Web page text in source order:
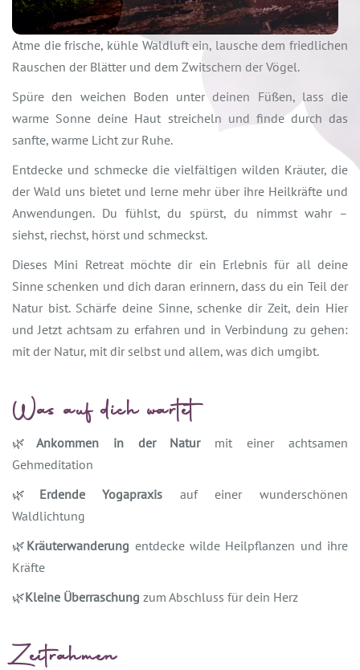
Atme die frische, kühle Waldluft ein, lausche dem friedlichen
Rauschen der Blätter und dem Zwitschern der Vögel.
Spüre den weichen Boden unter deinen Füßen, lass die
warme Sonne deine Haut streicheln und finde durch das
sanfte, warme Licht zur Ruhe.
Entdecke und schmecke die vielfältigen wilden Kräuter, die
der Wald uns bietet und lerne mehr über ihre Heilkräfte und
Anwendungen. Du fühlst, du spürst, du nimmst wahr –
siehst, riechst, hörst und schmeckst.
Dieses Mini Retreat möchte dir ein Erlebnis für all deine
Sinne schenken und dich daran erinnern, dass du ein Teil der
Natur bist. Schärfe deine Sinne, schenke dir Zeit, dein Hier
und Jetzt achtsam zu erfahren und in Verbindung zu gehen:
mit der Natur, mit dir selbst und allem, was dich umgibt.
Was auf dich wartet
🌿 Ankommen in der Natur mit einer achtsamen
Gehmeditation
🌿 Erdende Yogapraxis auf einer wunderschönen
Waldlichtung
🌿 Kräuterwanderung entdecke wilde Heilpflanzen und ihre
Kräfte
🌿Kleine Überraschung zum Abschluss für dein Herz
Zeitrahmen